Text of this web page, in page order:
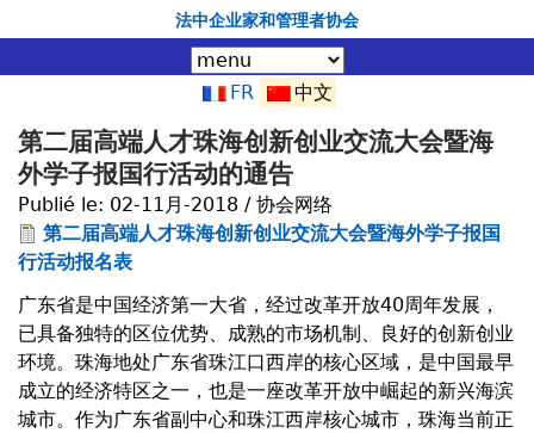
Jump to navigation
法中企业家和管理者协会
FR 中文
第二届高端人才珠海创新创业交流大会暨海
外学子报国行活动的通告
Publié le: 02-11月-2018 / 协会网络
第二届高端人才珠海创新创业交流大会暨海外学子报国
行活动报名表
广东省是中国经济第一大省，经过改革开放40周年发展，
已具备独特的区位优势、成熟的市场机制、良好的创新创业
环境。珠海地处广东省珠江口西岸的核心区域，是中国最早
成立的经济特区之一，也是一座改革开放中崛起的新兴海滨
城市。作为广东省副中心和珠江西岸核心城市，珠海当前正